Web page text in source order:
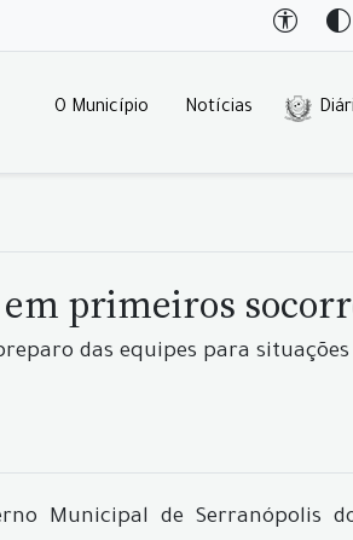
O Município Notícias
primeiros
das equipes para situações
Municipal de Serranópolis